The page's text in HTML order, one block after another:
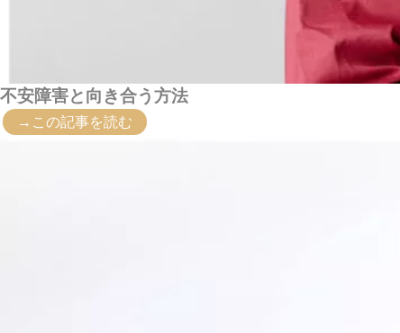
不安障害と向き合う方法
→この記事を読む